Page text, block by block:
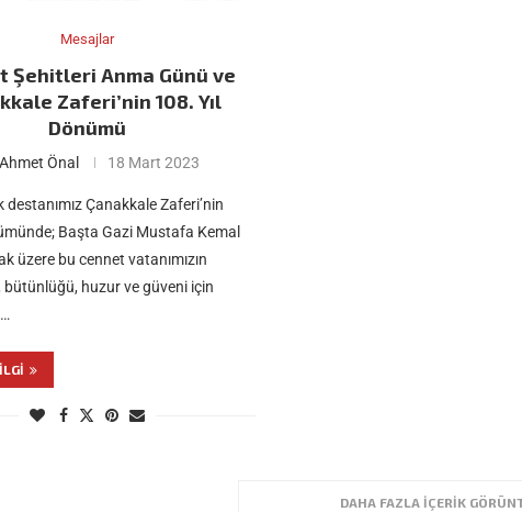
Mesajlar
Şehitleri Anma Günü ve
Zaferi’nin 108. Yıl
Dönümü
Önal 18 Mart 2023
destanımız Çanakkale Zaferi’nin
Başta Gazi Mustafa Kemal
üzere bu cennet vatanımızın
bütünlüğü, huzur ve güveni için
DAHA FAZLA İÇERIK